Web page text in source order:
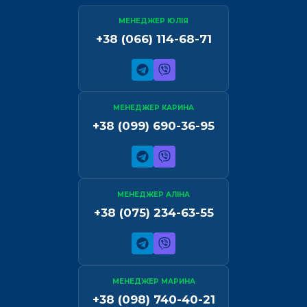
МЕНЕДЖЕР ЮЛІЯ
+38 (066) 114-68-71
МЕНЕДЖЕР КАРИНА
+38 (099) 690-36-95
МЕНЕДЖЕР АЛІНА
+38 (075) 234-63-55
МЕНЕДЖЕР МАРИНА
+38 (098) 740-40-21